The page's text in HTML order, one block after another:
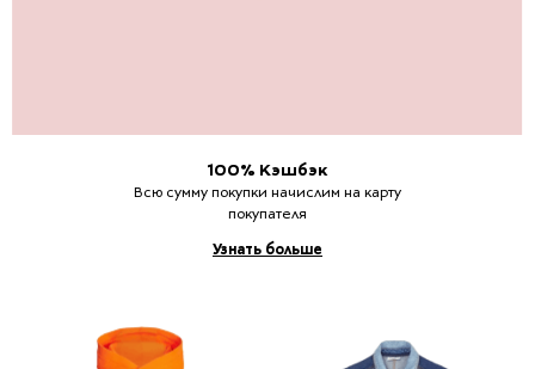
100% Кэшбэк
Всю сумму покупки начислим на карту
покупателя
Узнать больше